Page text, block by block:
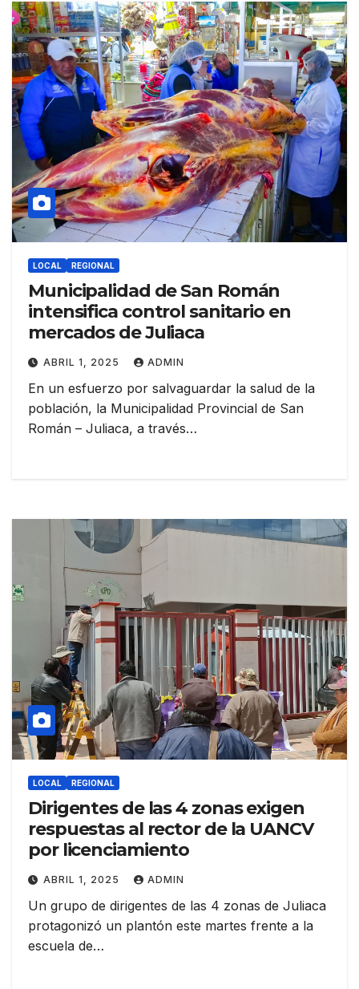
LOCAL REGIONAL
Municipalidad de San Román
intensifica control sanitario en
mercados de Juliaca
ABRIL 1, 2025 ADMIN
En un esfuerzo por salvaguardar la salud de la
población, la Municipalidad Provincial de San
Román – Juliaca, a través…
LOCAL REGIONAL
Dirigentes de las 4 zonas exigen
respuestas al rector de la UANCV
por licenciamiento
ABRIL 1, 2025 ADMIN
Un grupo de dirigentes de las 4 zonas de Juliaca
protagonizó un plantón este martes frente a la
escuela de…